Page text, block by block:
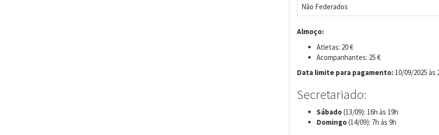
Não Federados
Almoço:
Atletas: 20 €
Acompanhantes: 25 €
Data limite para pagamento:10/09/2025 às
Secretariado:
Sábado(13/09): 16h às 19h
Domingo(14/09): 7h às 9h